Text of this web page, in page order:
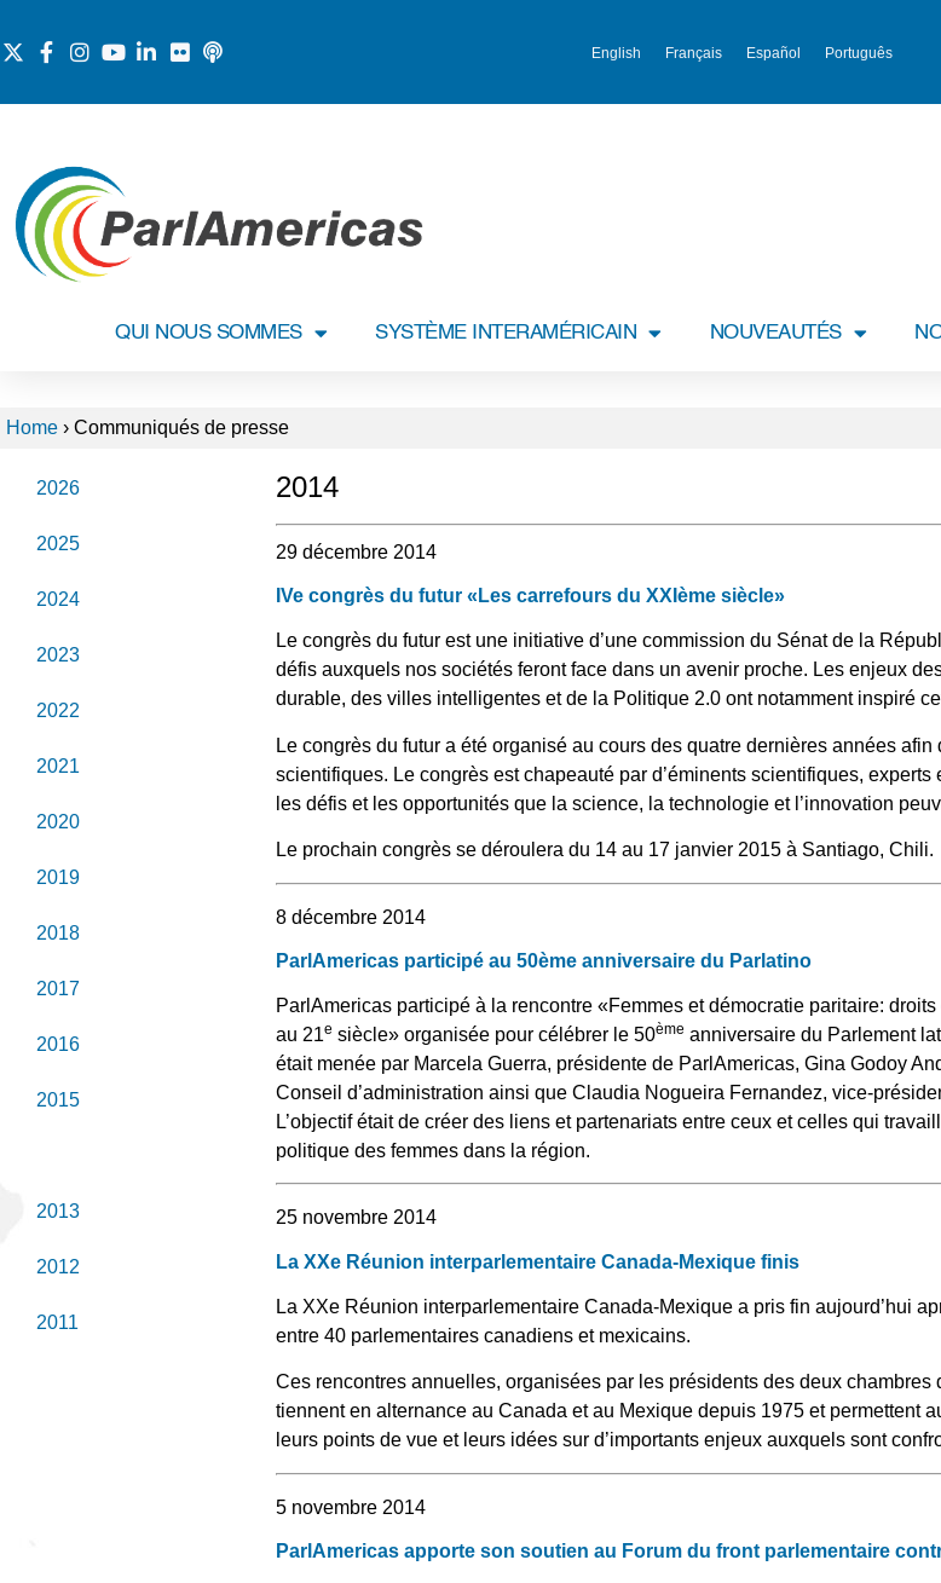
English Français Español Português
QUI NOUS SOMMES SYSTÈME INTERAMÉRICAIN NOUVEAUTÉS
Home › Communiqués de presse
2026
2025
2024
2023
2022
2021
2020
2019
2018
2017
2016
2015
2013
2012
2011
2014
29 décembre 2014
IVe congrès du futur «Les carrefours du XXIème siècle»
Le congrès du futur est une initiative d’une commission du Sénat de la
défis auxquels nos sociétés feront face dans un avenir proche. Les enjeux
durable, des villes intelligentes et de la Politique 2.0 ont notamment inspiré
Le congrès du futur a été organisé au cours des quatre dernières années
scientifiques. Le congrès est chapeauté par d’éminents scientifiques,
les défis et les opportunités que la science, la technologie et l’innovation
Le prochain congrès se déroulera du 14 au 17 janvier 2015 à Santiago, Chili.
8 décembre 2014
ParlAmericas participé au 50ème anniversaire du Parlatino
ParlAmericas participé à la rencontre «Femmes et démocratie paritaire:
au 21e siècle» organisée pour célébrer le 50ème anniversaire du Parlement
était menée par Marcela Guerra, présidente de ParlAmericas, Gina Godoy
Conseil d’administration ainsi que Claudia Nogueira Fernandez, vice-
L’objectif était de créer des liens et partenariats entre ceux et celles qui
politique des femmes dans la région.
25 novembre 2014
La XXe Réunion interparlementaire Canada-Mexique finis
La XXe Réunion interparlementaire Canada-Mexique a pris fin aujourd’hui
entre 40 parlementaires canadiens et mexicains.
Ces rencontres annuelles, organisées par les présidents des deux
tiennent en alternance au Canada et au Mexique depuis 1975 et permettent
leurs points de vue et leurs idées sur d’importants enjeux auxquels sont
5 novembre 2014
ParlAmericas apporte son soutien au Forum du front parlementaire